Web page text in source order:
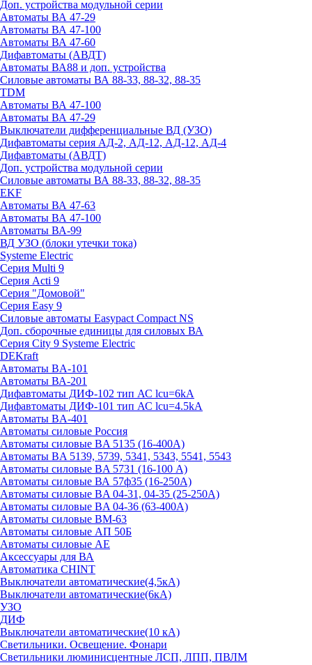
Доп. устройства модульной серии
Автоматы ВА 47-29
Автоматы ВА 47-100
Автоматы ВА 47-60
Дифавтоматы (АВДТ)
Автоматы ВА88 и доп. устройства
Силовые автоматы ВА 88-33, 88-32, 88-35
TDM
Автоматы ВА 47-100
Автоматы ВА 47-29
Выключатели дифференциальные ВД (УЗО)
Дифавтоматы серия АД-2, АД-12, АД-12, АД-4
Дифавтоматы (АВДТ)
Доп. устройства модульной серии
Силовые автоматы ВА 88-33, 88-32, 88-35
EKF
Автоматы ВА 47-63
Автоматы ВА 47-100
Автоматы ВА-99
ВД УЗО (блоки утечки тока)
Systeme Electric
Серия Multi 9
Серия Acti 9
Серия "Домовой"
Серия Easy 9
Силовые автоматы Easypact Compact NS
Доп. сборочные единицы для силовых ВА
Серия City 9 Systeme Electric
DEKraft
Автоматы BA-101
Автоматы ВА-201
Дифавтоматы ДИФ-102 тип АС lcu=6kA
Дифавтоматы ДИФ-101 тип АС lcu=4.5kA
Автоматы BA-401
Автоматы силовые Россия
Автоматы силовые BA 5135 (16-400А)
Автоматы BA 5139, 5739, 5341, 5343, 5541, 5543
Автоматы силовые BA 5731 (16-100 А)
Автоматы силовые ВА 57ф35 (16-250А)
Автоматы силовые BA 04-31, 04-35 (25-250А)
Автоматы силовые BA 04-36 (63-400А)
Автоматы силовые ВМ-63
Автоматы силовые АП 50Б
Автоматы силовые АЕ
Аксессуары для ВА
Автоматика CHINT
Выключатели автоматические(4,5кА)
Выключатели автоматические(6кА)
УЗО
ДИФ
Выключатели автоматические(10 кА)
Светильники. Освещение. Фонари
Светильники люминисцентные ЛСП, ЛПП, ПВЛМ